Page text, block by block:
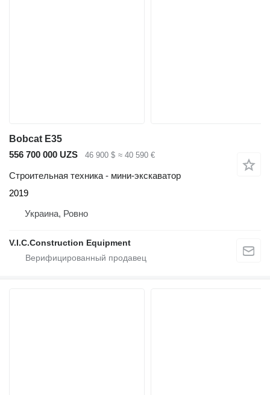
Bobcat E35
556 700 000 UZS
46 900 $ ≈ 40 590 €
Строительная техника - мини-экскаватор
2019
Украина, Ровно
V.I.C.Construction Equipment